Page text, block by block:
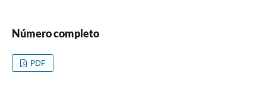
Número completo
PDF